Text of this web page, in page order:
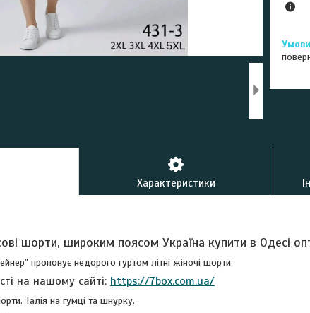
Характеристики
шорти, широким поясом Україна купити в Одесі
пропонує недорого гуртом літні жіночі шорти
на нашому сайті: https://7box.com.ua/
Талія на гумці та шнурку.